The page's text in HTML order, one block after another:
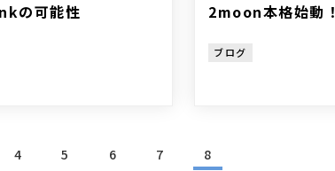
の可能性 2moon本格始動！
ブログ
4 5 6 7 8